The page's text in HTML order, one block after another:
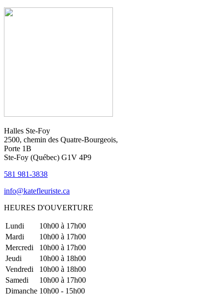
Halles Ste-Foy
2500, chemin des Quatre-Bourgeois,
Porte 1B
Ste-Foy (Québec)​​ G1V 4P9
581 981-3838
info@katefleuriste.ca
HEURES D'OUVERTURE
Lundi
10h00 à 17h00
Mardi
10h00 à 17h00
Mercredi
10h00 à 17h00
Jeudi
10h00 à 18h00
Vendredi
10h00 à 18h00
Samedi
10h00 à 17h00
Dimanche 10h00 - 15h00